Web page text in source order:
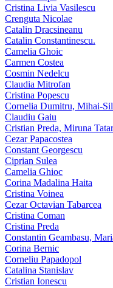
Cristina Livia Vasilescu
Crenguta Nicolae
Catalin Dracsineanu
Catalin Constantinescu.
Camelia Ghoic
Carmen Costea
Cosmin Nedelcu
Claudia Mitrofan
Cristina Popescu
Cornelia Dumitru,
Claudiu Gaiu
Cristian Preda, Miruna
Cezar Papacostea
Constant Georgescu
Ciprian Sulea
Camelia Ghioc
Corina Madalina Haita
Cristina Voinea
Cezar Octavian Tabarcea
Cristina Coman
Cristina Preda
Constantin Geambasu,
Corina Bernic
Corneliu Papadopol
Catalina Stanislav
Cristian Ionescu